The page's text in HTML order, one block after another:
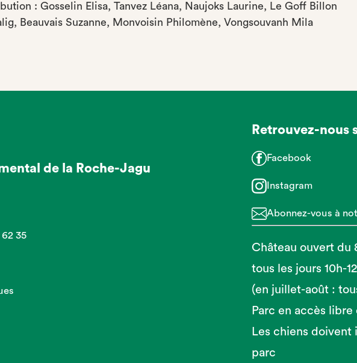
: Gosselin Elisa, Tanvez Léana, Naujoks Laurine, Le Goff Billon
Beauvais Suzanne, Monvoisin Philomène, Vongsouvanh Mila
de la Roche-Jagu
35
Retrouvez-nous
Facebook
Instagram
Abonnez-vous à
Château ouvert du
tous les jours 10h-
(en juillet-août :
Parc en accès
Les chiens doivent
parc